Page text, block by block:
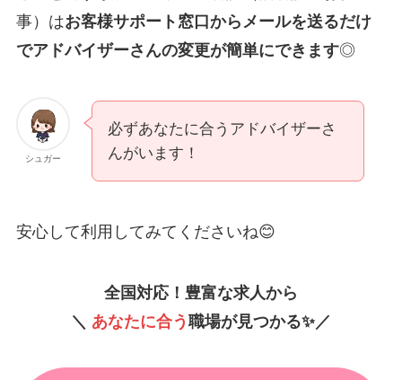
事）はお客様サポート窓口からメールを送るだけ
でアドバイザーさんの変更が簡単にできます◎
シュガー
必ずあなたに合うアドバイザーさ
んがいます！
安心して利用してみてくださいね😊
全国対応！ 豊富な求人から
＼ あなたに合う 職場が見つかる✨／